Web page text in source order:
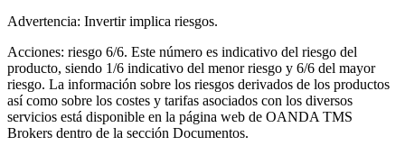
Advertencia: Invertir implica riesgos.
Acciones: riesgo 6/6. Este número es indicativo del riesgo del
producto, siendo 1/6 indicativo del menor riesgo y 6/6 del mayor
riesgo. La información sobre los riesgos derivados de los productos
así como sobre los costes y tarifas asociados con los diversos
servicios está disponible en la página web de OANDA TMS
Brokers dentro de la sección Documentos.